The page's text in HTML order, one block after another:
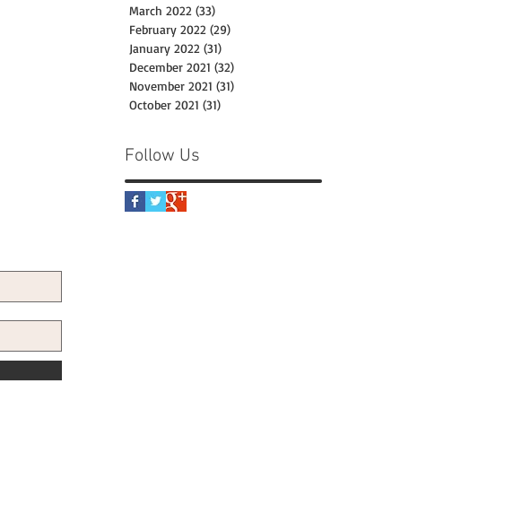
March 2022 (33)
February 2022 (29)
January 2022 (31)
December 2021 (32)
November 2021 (31)
October 2021 (31)
Follow Us